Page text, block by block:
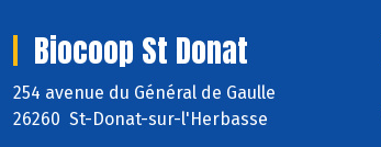
Biocoop St Donat
254 avenue du Général de Gaulle
26260 St-Donat-sur-l'Herbasse